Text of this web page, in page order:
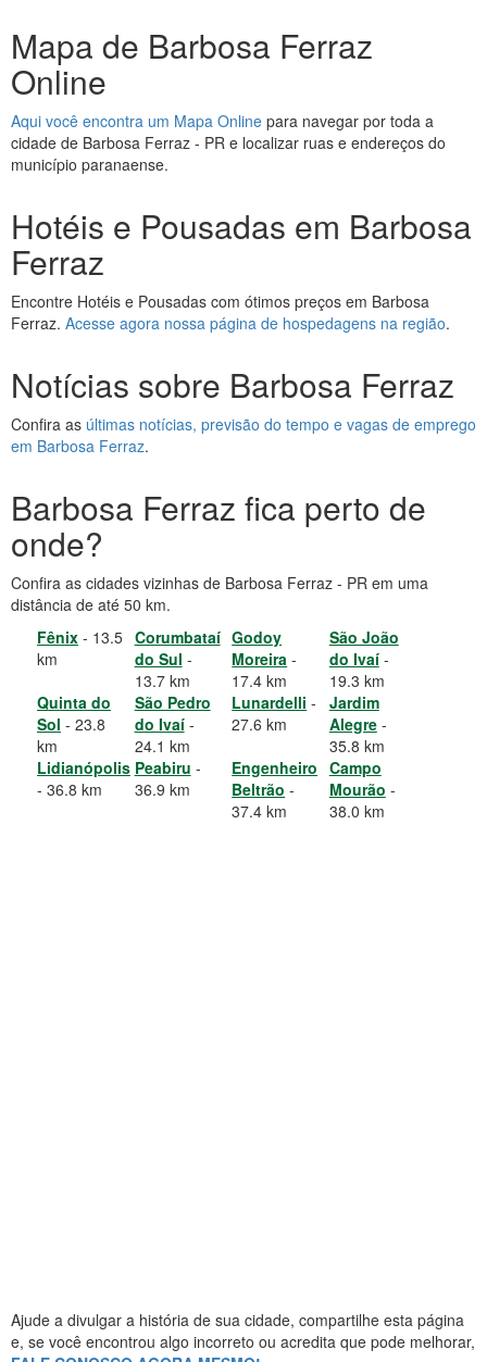
Mapa de Barbosa Ferraz
Online
Aqui você encontra um Mapa Online para navegar por toda a
cidade de Barbosa Ferraz - PR e localizar ruas e endereços do
município paranaense.
Hotéis e Pousadas em Barbosa
Ferraz
Encontre Hotéis e Pousadas com ótimos preços em Barbosa
Ferraz. Acesse agora nossa página de hospedagens na região.
Notícias sobre Barbosa Ferraz
Confira as últimas notícias, previsão do tempo e vagas de emprego
em Barbosa Ferraz.
Barbosa Ferraz fica perto de
onde?
Confira as cidades vizinhas de Barbosa Ferraz - PR em uma
distância de até 50 km.
Fênix - 13.5
km
Corumbataí
do Sul -
13.7 km
Godoy
Moreira -
17.4 km
São João
do Ivaí-
19.3 km
Quinta do
Sol - 23.8
km
São Pedro
do Ivaí-
24.1 km
Lunardelli -
27.6 km
Jardim
Alegre-
35.8 km
Lidianópolis
- 36.8 km
Peabiru -
36.9 km
Engenheiro
Beltrão -
37.4 km
Campo
Mourão -
38.0 km
Ajude a divulgar a história de sua cidade, compartilhe esta página
e, se você encontrou algo incorreto ou acredita que pode melhorar,